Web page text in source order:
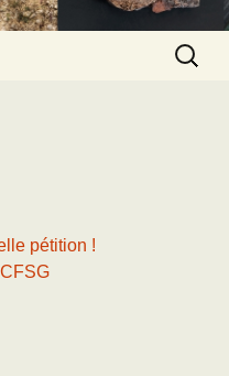
pétition !